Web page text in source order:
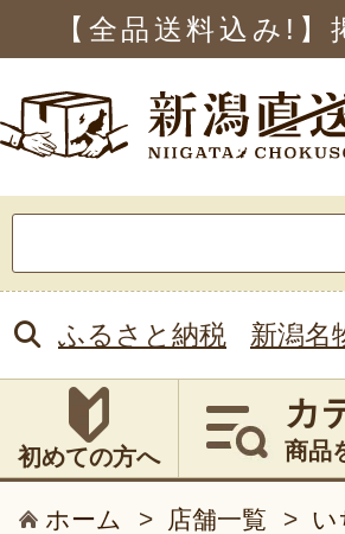
【全品送料込み!】
索:
ふるさと納税 新潟名
初めての方へ
カ
商品
ホーム > 店舗一覧 > い